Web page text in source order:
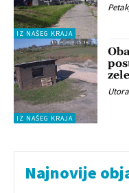
IZ NAŠEG KRAJA
IZ NAŠEG KRAJA
Najnovije